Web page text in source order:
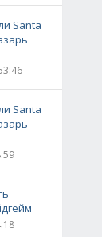
Santa
Santa